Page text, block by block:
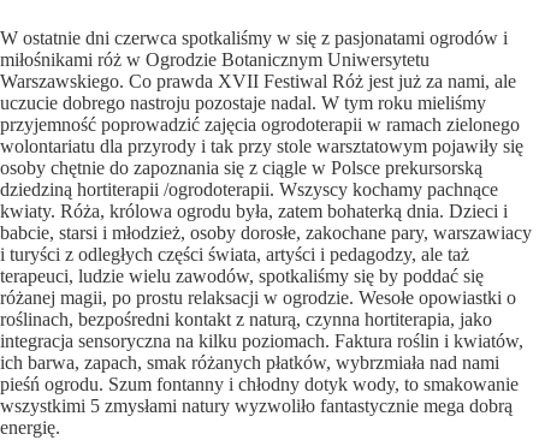
W ostatnie dni czerwca spotkaliśmy w się z pasjonatami ogrodów i
miłośnikami róż w Ogrodzie Botanicznym Uniwersytetu
Warszawskiego. Co prawda XVII Festiwal Róż jest już za nami, ale
uczucie dobrego nastroju pozostaje nadal. W tym roku mieliśmy
przyjemność poprowadzić zajęcia ogrodoterapii w ramach zielonego
wolontariatu dla przyrody i tak przy stole warsztatowym pojawiły się
osoby chętnie do zapoznania się z ciągle w Polsce prekursorską
dziedziną hortiterapii /ogrodoterapii. Wszyscy kochamy pachnące
kwiaty. Róża, królowa ogrodu była, zatem bohaterką dnia. Dzieci i
babcie, starsi i młodzież, osoby dorosłe, zakochane pary, warszawiacy
i turyści z odległych części świata, artyści i pedagodzy, ale taż
terapeuci, ludzie wielu zawodów, spotkaliśmy się by poddać się
różanej magii, po prostu relaksacji w ogrodzie. Wesołe opowiastki o
roślinach, bezpośredni kontakt z naturą, czynna hortiterapia, jako
integracja sensoryczna na kilku poziomach. Faktura roślin i kwiatów,
ich barwa, zapach, smak różanych płatków, wybrzmiała nad nami
pieśń ogrodu. Szum fontanny i chłodny dotyk wody, to smakowanie
wszystkimi 5 zmysłami natury wyzwoliło fantastycznie mega dobrą
energię.